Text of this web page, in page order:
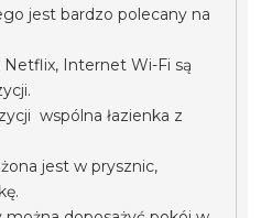
jest bardzo polecany na
Netflix, Internet Wi-Fi są
wspólna łazienka z
jest w prysznic,